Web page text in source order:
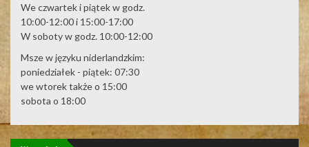
We czwartek i piątek w godz.
10:00-12:00 i 15:00-17:00
W soboty w godz. 10:00-12:00
Msze w języku niderlandzkim:
poniedziałek - piątek: 07:30
we wtorek także o 15:00
sobota o 18:00